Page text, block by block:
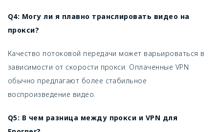
Q4: Могу ли я плавно транслировать видео на
прокси?
Качество потоковой передачи может варьироваться в
зависимости от скорости прокси. Оплаченные VPN
обычно предлагают более стабильное
воспроизведение видео.
Q5: В чем разница между прокси и VPN для